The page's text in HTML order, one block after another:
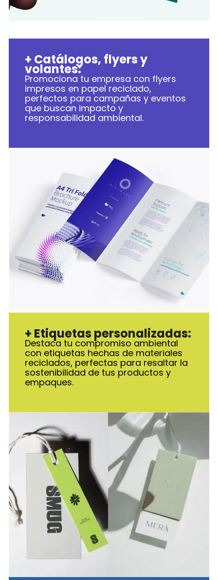
+ Catálogos, flyers y
volantes:
Promociona tu empresa con flyers
impresos en papel reciclado,
perfectos para campañas y eventos
que buscan impacto y
responsabilidad ambiental.
+ Etiquetas personalizadas:
Destaca tu compromiso ambiental
con etiquetas hechas de materiales
reciclados, perfectas para resaltar la
sostenibilidad de tus productos y
empaques.